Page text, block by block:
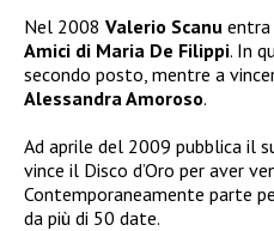
Nel 2008 Valerio Scanu
Amici di Maria De Filippi. In
secondo posto, mentre a
Alessandra Amoroso.
Ad aprile del 2009 pubblica il
vince il Disco d’Oro per aver
Contemporaneamente parte
da più di 50 date.